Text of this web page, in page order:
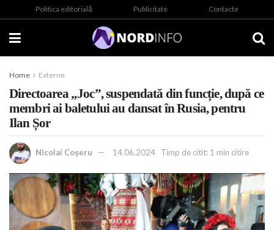
Politica editorială Publicitate Contacte
Home Externe
Directoarea „Joc”, suspendată din funcție, după ce
membri ai baletului au dansat în Rusia, pentru
Ilan Șor
Nicolai Coșeru 14.06.2024 Timp de citit: 1 min citire